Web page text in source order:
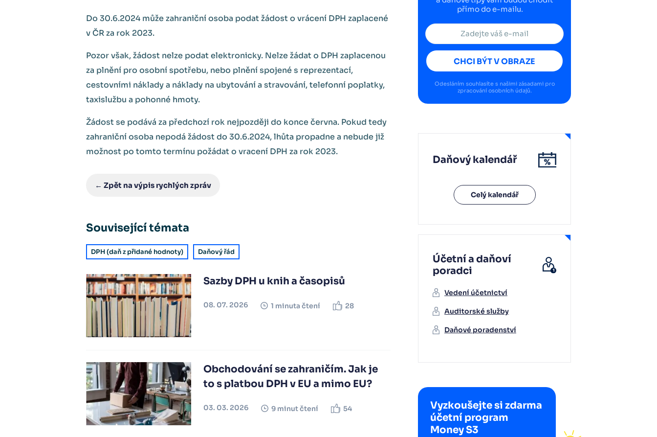
Do 30.6.2024 může zahraniční osoba podat žádost o vrácení DPH zaplacené
v ČR za rok 2023.
Pozor však, žádost nelze podat elektronicky. Nelze žádat o DPH zaplacenou
za plnění pro osobní spotřebu, nebo plnění spojené s reprezentací,
cestovními náklady a náklady na ubytování a stravování, telefonní poplatky,
taxislužbu a pohonné hmoty.
Žádost se podává za předchozí rok nejpozději do konce června. Pokud tedy
zahraniční osoba nepodá žádost do 30.6.2024, lhůta propadne a nebude již
možnost po tomto termínu požádat o vracení DPH za rok 2023.
← Zpět na výpis rychlých zpráv
Související témata
DPH (daň z přidané hodnoty) Daňový řád
Sazby DPH u knih a časopisů
08. 07. 2026 1 minuta čtení 28
Obchodování se zahraničím. Jak je
to s platbou DPH v EU a mimo EU?
03. 03. 2026 9 minut čtení 54
přímo do e-mailu.
CHCI BÝT V OBRAZE
Odesláním souhlasíte s našimi zásadami pro
zpracování osobních údajů.
Daňový kalendář
Celý kalendář
Účetní a daňoví
poradci
Vedení účetnictví
Auditorské služby
Daňové poradenství
Vyzkoušejte si zdarma
účetní program
Money S3